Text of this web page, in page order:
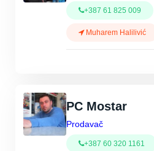
+387 61 825 009
Muharem Halilivić
PC Mostar
Prodavač
+387 60 320 1161